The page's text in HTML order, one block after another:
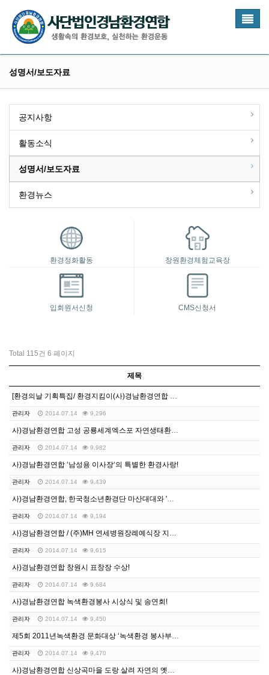
성명서/보도자료
공지사항
활동소식
성명서/보도자료
환경뉴스
환경정화활동 창원환경체험교육장
입회원서신청 CMS신청서
Total 115건 6 페이지
제목
[환경의날 기획특집/ 환경지킴이(사)경남환경연합 남성용…
관리자 2014.07.14 9,296
사)경남환경연합 고성 공룡세계엑스포 자연생태환경 견학 …
관리자 2014.07.14 9,982
사)경남환경연합 ‘남성용 이사장‘의 특별한 환경사랑!
관리자 2014.07.14 9,439
사)경남환경연합, 한국청소년환경단 마산대대와 '희망 2…
관리자 2014.07.14 9,194
사)경남환경연합 / (주)MH 연세병원장례예식장 지정 …
관리자 2014.07.14 9,615
사)경남환경연합 창원시 표창장 수상!
관리자 2014.07.14 9,684
사)경남환경연합 녹색환경봉사 시상식 및 송연회!
관리자 2014.07.14 9,450
제5회 2011년녹색환경 문화대상 ‘녹색환경 봉사부분.…
관리자 2014.07.14 9,470
사)경남환경연합 신상곡마을 도랑 살려 자연의 옛모습 되…